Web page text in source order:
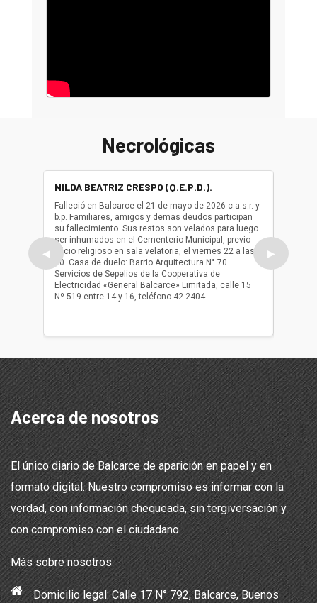
Necrológicas
◀
NILDA BEATRIZ CRESPO (Q.E.P.D.).
Falleció en Balcarce el 21 de mayo de 2026 c.a.s.r. y
b.p. Familiares, amigos y demas deudos participan
su fallecimiento. Sus restos son velados para luego
ser inhumados en el Cementerio Municipal, previo
oficio religioso en sala velatoria, el viernes 22 a las
10. Casa de duelo: Barrio Arquitectura N° 70.
Servicios de Sepelios de la Cooperativa de
Electricidad «General Balcarce» Limitada, calle 15
Nº 519 entre 14 y 16, teléfono 42-2404.
ser
oficio
▶
Acerca de nosotros
El único diario de Balcarce de aparición en papel y en
formato digital. Nuestro compromiso es informar con la
verdad, con información chequeada, sin tergiversación y
con compromiso con el ciudadano.
Más sobre nosotros
Domicilio legal: Calle 17 N° 792, Balcarce, Buenos